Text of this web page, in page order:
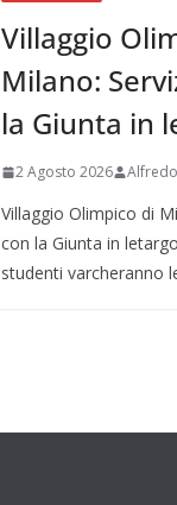
Villaggio
Milano:
la Giunta in
2 Agosto 2026
Villaggio Olimpico di
con la Giunta in
studenti varcheranno